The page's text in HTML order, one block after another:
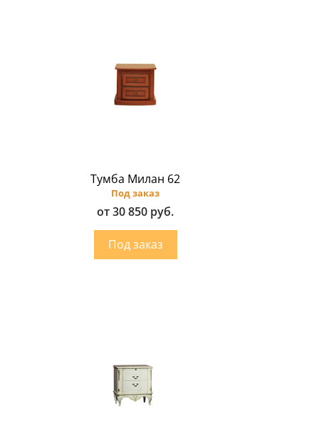
Тумба Милан 62
Под заказ
от 30 850 руб.